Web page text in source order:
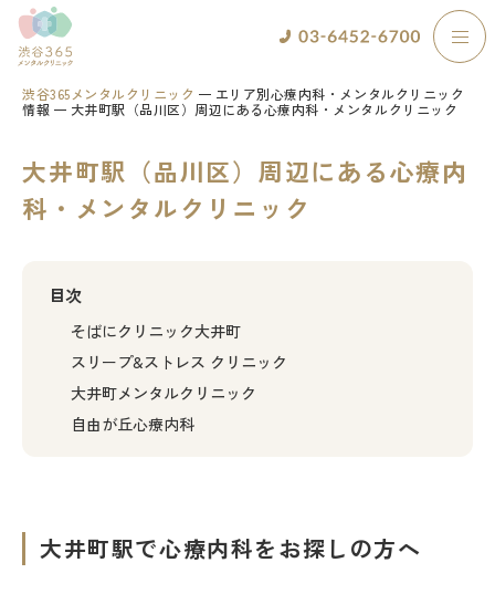
渋谷365メンタルクリニック
エリア別心療内科・メンタルクリニック
情報
大井町駅（品川区）周辺にある心療内科・メンタルクリニック
大井町駅（品川区）周辺にある心療内
科・メンタルクリニック
目次
そばにクリニック大井町
スリープ&ストレス クリニック
大井町メンタルクリニック
自由が丘心療内科
大井町駅で心療内科をお探しの方へ